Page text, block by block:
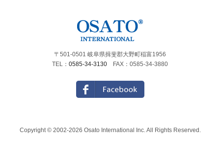
〒501-0501 岐阜県揖斐郡大野町稲富1956
TEL： 0585-34-3130 FAX：0585-34-3880
Copyright © 2002-2026 Osato International Inc. All Rights Reserved.